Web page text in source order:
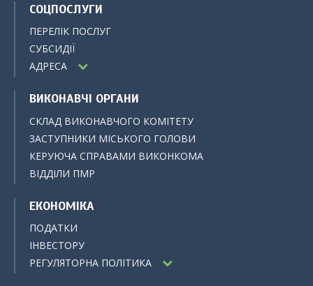
СОЦПОСЛУГИ
ПЕРЕЛІК ПОСЛУГ
СУБСИДІЇ
АДРЕСА
ВИКОНАВЧІ ОРГАНИ
СКЛАД ВИКОНАВЧОГО КОМІТЕТУ
ЗАСТУПНИКИ МІСЬКОГО ГОЛОВИ
КЕРУЮЧА СПРАВАМИ ВИКОНКОМА
ВІДДІЛИ ПМР
ЕКОНОМІКА
ПОДАТКИ
ІНВЕСТОРУ
РЕГУЛЯТОРНА ПОЛІТИКА